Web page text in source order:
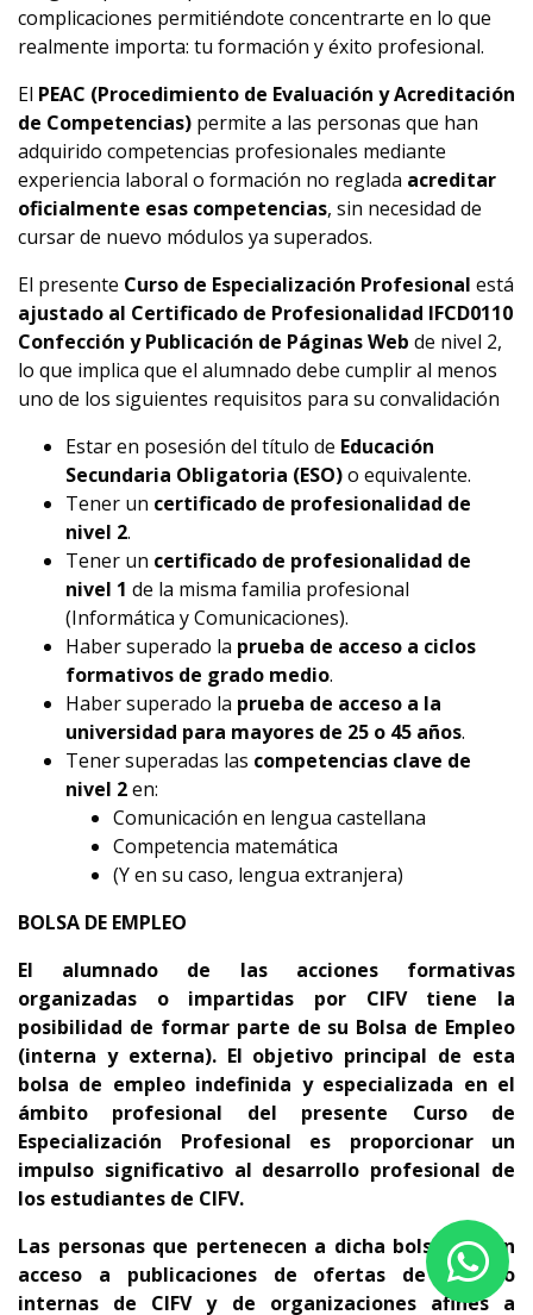
complicaciones permitiéndote concentrarte en lo que
realmente importa: tu formación y éxito profesional.
El PEAC (Procedimiento de Evaluación y Acreditación
de Competencias) permite a las personas que han
adquirido competencias profesionales mediante
experiencia laboral o formación no reglada acreditar
oficialmente esas competencias, sin necesidad de
cursar de nuevo módulos ya superados.
El presente Curso de Especialización Profesional está
ajustado al Certificado de Profesionalidad IFCD0110
Confección y Publicación de Páginas Web de nivel 2,
lo que implica que el alumnado debe cumplir al menos
uno de los siguientes requisitos para su convalidación
Estar en posesión del título de Educación
Secundaria Obligatoria (ESO)o equivalente.
Tener un certificado de profesionalidad de
nivel 2.
Tener un certificado de profesionalidad de
nivel 1 de la misma familia profesional
(Informática y Comunicaciones).
Haber superado la prueba de acceso a ciclos
formativos de grado medio.
Haber superado la prueba de acceso a la
universidad para mayores de 25 o 45 años.
Tener superadas las competencias clave de
nivel 2en:
Comunicación en lengua castellana
Competencia matemática
(Y en su caso, lengua extranjera)
BOLSA DE EMPLEO
El alumnado de las acciones formativas
organizadas o impartidas por CIFV tiene la
posibilidad de formar parte de su Bolsa de Empleo
(interna y externa). El objetivo principal de esta
bolsa de empleo indefinida y especializada en el
ámbito profesional del presente Curso de
Especialización Profesional es proporcionar un
impulso significativo al desarrollo profesional de
los estudiantes de CIFV.
Las personas que pertenecen a dicha bolsa tienen
acceso a publicaciones de ofertas de empleo
internas de CIFV y de organizaciones afines a